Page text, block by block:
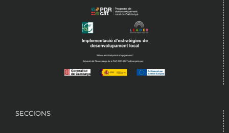
SECCIONS